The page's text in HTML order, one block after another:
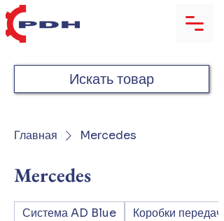
Искать товар
Главная Mercedes
Mercedes
Система AD Blue Коробки передач